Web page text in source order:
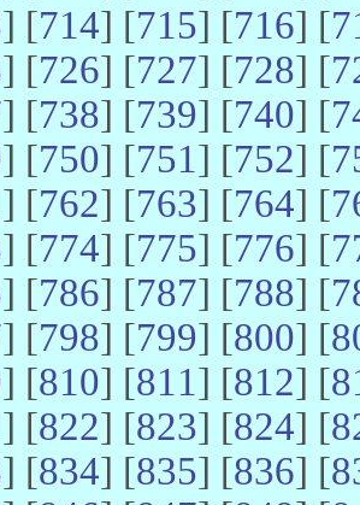
] [714] [715] [716] [
] [726] [727] [728] [
] [738] [739] [740] [
] [750] [751] [752] [
] [762] [763] [764] [
] [774] [775] [776] [
] [786] [787] [788] [
] [798] [799] [800] [
] [810] [811] [812] [
] [822] [823] [824] [
] [834] [835] [836] [